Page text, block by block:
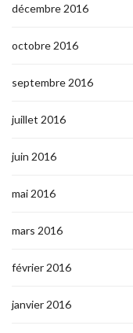
décembre 2016
octobre 2016
septembre 2016
juillet 2016
juin 2016
mai 2016
mars 2016
février 2016
janvier 2016